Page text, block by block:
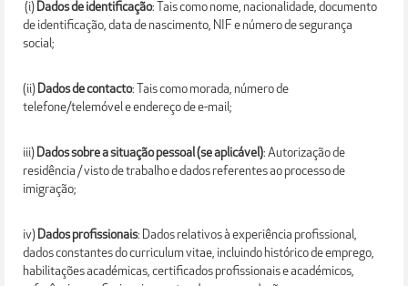
(i) Dados de identificação: Tais como nome, nacionalidade, documento
de identificação, data de nascimento, NIF e número de segurança
social;
(ii) Dados de contacto: Tais como morada, número de
telefone/telemóvel e endereço de e-mail;
iii) Dados sobre a situação pessoal (se aplicável): Autorização de
residência / visto de trabalho e dados referentes ao processo de
imigração;
iv) Dados profissionais: Dados relativos à experiência profissional,
dados constantes do curriculum vitae, incluindo histórico de emprego,
habilitações académicas, certificados profissionais e académicos,